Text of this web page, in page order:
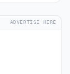
ADVERTISE HERE